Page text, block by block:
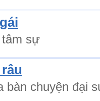
tâm sự
bàn chuyện đại